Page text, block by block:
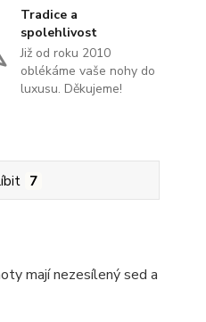
Tradice a
spolehlivost
Již od roku 2010
oblékáme vaše nohy do
luxusu. Děkujeme!
7
mají nezesílený sed a